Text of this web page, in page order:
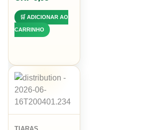
POLIESTER
138X14CM
🛒 ADICIONAR AO
CARRINHO